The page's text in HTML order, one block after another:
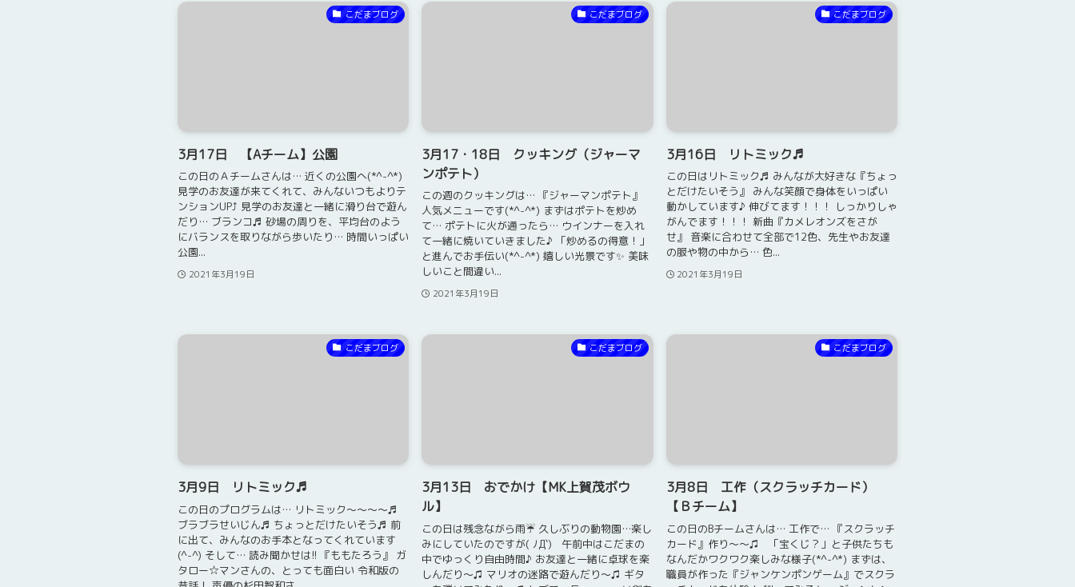
こだまブログ
3月17日 【Aチーム】公園
この日のＡチームさんは… 近くの公園へ(*^-^*)
見学のお友達が来てくれて、みんないつもよりテ
ンションUP⤴ 見学のお友達と一緒に滑り台で遊ん
だり… ブランコ♬ 砂場の周りを、平均台のよう
にバランスを取りながら歩いたり… 時間いっぱい
公園...
2021年3月19日
こだまブログ
3月17・18日 クッキング（ジャーマ
ンポテト）
この週のクッキングは… 『ジャーマンポテト』
人気メニューです(*^-^*) まずはポテトを炒め
て… ポテトに火が通ったら… ウインナーを入れ
て一緒に焼いていきました♪ 「炒めるの得意！」
と進んでお手伝い(*^-^*) 嬉しい光景です✨ 美味
しいこと間違い...
2021年3月19日
こだまブログ
3月16日 リトミック♬
この日はリトミック♬ みんなが大好きな『ちょっ
とだけたいそう』 みんな笑顔で身体をいっぱい
動かしています♪ 伸びてます！！！ しっかりしゃ
がんでます！！！ 新曲『カメレオンズをさが
せ』 音楽に合わせて全部で12色、先生やお友達
の服や物の中から… 色...
2021年3月19日
こだまブログ
3月9日 リトミック♬
この日のプログラムは… リトミック～～～～♬
ブラブラせいじん♬ ちょっとだけたいそう♬ 前
に出て、みんなのお手本となってくれています
(^-^) そして… 読み聞かせは!! 『ももたろう』 ガ
タロー☆マンさんの、とっても面白い 令和版の
こだまブログ
3月13日 おでかけ【MK上賀茂ボウ
ル】
この日は残念ながら雨☔ 久しぶりの動物園…楽し
みにしていたのですが( ﾉД`) 午前中はこだまの
中でゆっくり自由時間♪ お友達と一緒に卓球を楽
しんだり～♫ マリオの迷路で遊んだり～♫ ギタ
こだまブログ
3月8日 工作（スクラッチカード）
【Ｂチーム】
この日のBチームさんは… 工作で… 『スクラッチ
カード』作り～～♫ 「宝くじ？」と子供たちも
なんだかワクワク楽しみな様子(*^-^*) まずは、
職員が作った『ジャンケンポンゲーム』でスクラ